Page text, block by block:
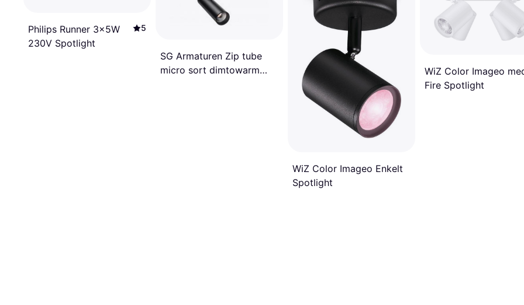
Philips Runner 3x5W
230V Spotlight
5
SG Armaturen Zip tube
micro sort dimtowarm
WiZ Color Imageo Enkelt
Spotlight
WiZ Color Imageo
Fire Spotlight